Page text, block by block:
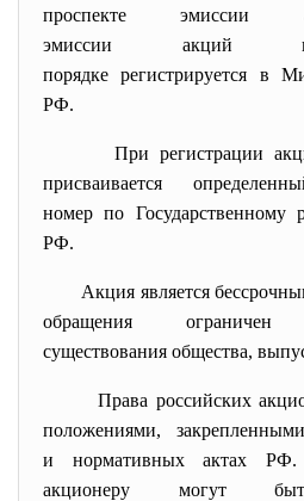
проспекте эмиссии
эмиссии акций в
порядке регистрируется в
РФ.
При регистрации
присваивается
номер по Государственному
РФ.
Акция является
обращения
существования общества,
Права российских
положениями,
и нормативных актах
акционеру могут